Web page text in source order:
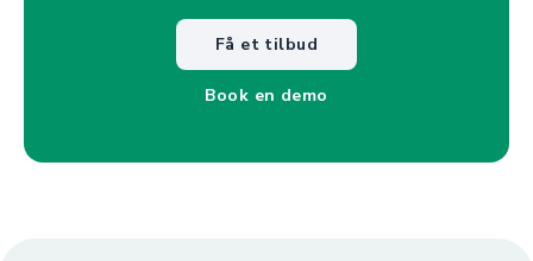
Få et tilbud
Book en demo